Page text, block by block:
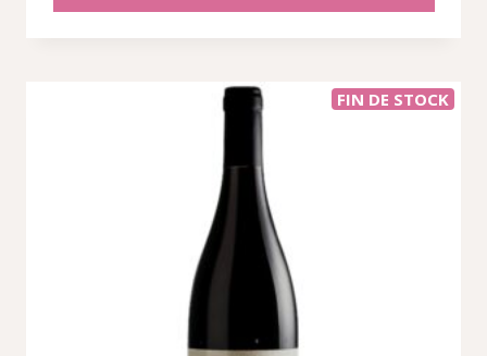
FIN DE STOCK